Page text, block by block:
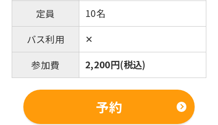
定員
10名
バス利用
✕
参加費
2,200円(税込)
予約